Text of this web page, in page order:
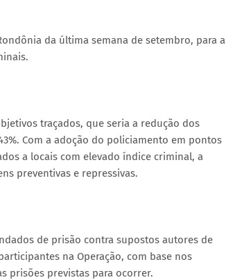
da última semana de setembro, para a
traçados, que seria a redução dos
Com a adoção do policiamento em pontos
a locais com elevado índice criminal, a
preventivas e repressivas.
de prisão contra supostos autores de
na Operação, com base nos
prisões previstas para ocorrer.